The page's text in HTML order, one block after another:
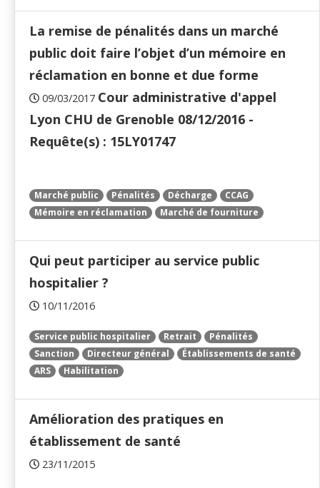
La remise de pénalités dans un marché
public doit faire l’objet d’un mémoire en
réclamation en bonne et due forme
09/03/2017 Cour administrative d'appel
Lyon CHU de Grenoble 08/12/2016 -
Requête(s) : 15LY01747
Marché public Pénalités Décharge
CCAG
Mémoire en réclamation
Marché de fourniture
Qui peut participer au service public
hospitalier ?
10/11/2016
Service public hospitalier Retrait
Pénalités
Sanction
Directeur général
Établissements de santé
ARS
Habilitation
Amélioration des pratiques en
établissement de santé
23/11/2015